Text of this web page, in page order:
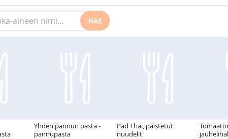
HAE
myös
Yhden pannun pasta -
pannupasta
Pad Thai, paistetut
nuudelit